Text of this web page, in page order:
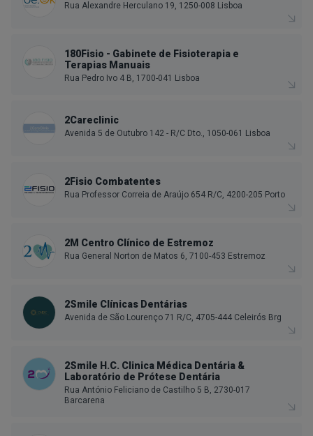
Rua Alexandre Herculano 19, 1250-008 Lisboa
180Fisio - Gabinete de Fisioterapia e
Terapias Manuais
Rua Pedro Ivo 4 B, 1700-041 Lisboa
2Careclinic
Avenida 5 de Outubro 142 - R/C Dto., 1050-061 Lisboa
2Fisio Combatentes
Rua Professor Correia de Araújo 654 R/C, 4200-205 Porto
2M Centro Clínico de Estremoz
Rua General Norton de Matos 6, 7100-453 Estremoz
2Smile Clínicas Dentárias
Avenida de São Lourenço 71 R/C, 4705-444 Celeirós Brg
2Smile H.C. Clinica Médica Dentária &
Laboratório de Prótese Dentária
Rua António Feliciano de Castilho 5 B, 2730-017
Barcarena